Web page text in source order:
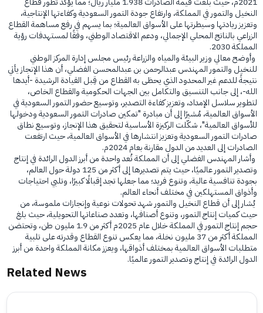
النخيل والتمور في المملكة، وارتفاع جودة التمور السعودية وكفاءتها الإنتاجية،
وتعزيز ريادتها وسيطرتها على الأسواق العالمية؛ بما يسهم في رفع مساهمة القطاع
الزراعي بالناتج المحلي الإجمالي، ودعم الاقتصاد الوطني، وفقًا لمستهدفات رؤية
المملكة 2030.
وأوضح معالي وزير البيئة والمياه والزراعة رئيس مجلس إدارة المركز الوطني
للنخيل والتمور المهندس عبدالرحمن بن عبدالمحسن الفضلي، أن هذا الإنجاز يأتي
نتيجةً للدعم غير المحدود الذي يحظى به القطاع من قِبل القيادة الرشيدة -أيدها
الله-، إلى جانب التنسيق والتكامل بين الجهات الحكومية والقطاع الخاص،
لتطوير سلاسل الإمداد، وتعزيز كفاءة التصدير، وتوسيع حضور التمور السعودية في
الأسواق العالمية، مُشيرًا إلى أن مبادرة "تمكين صادرات التمور السعودية ودخولها
للأسواق العالمية"، شكّلت الركيزة الأساسية لتحقيق هذا الإنجاز، وتوسيع نطاق
صادرات التمور السعودية وتعزيز انتشارها في الأسواق العالمية، حيث ارتفعت
الصادرات إلى العديد من الدول مقارنة بعام 2024م.
وأشار المهندس الفضلي إلى أن المملكة تُعد واحدة من أبرز الدول الرائدة في إنتاج
وتصدير التمور عالميًا، حيث يتم تصديرها إلى أكثر من 125 دولة حول العالم،
بجودة تنافسية عالية، وتنوع فريد؛ مما جعلها تجد إقبالًا كبيرًا، وتلبي احتياجات
وأذواق المستهلكين في مختلف أنحاء العالم.
يُشار إلى أن قطاع النخيل والتمور شهد تحولات نوعية وإنجازات ملموسة، من
حيث كميات إنتاج التمور، وتنوع أصنافها، وتعدد صناعاتها التحويلية، حيث بلغ
حجم إنتاج التمور في المملكة خلال عام 2025م أكثر من 1.9 مليون طن، وتحتضن
المملكة أكثر من 37 مليون نخلة، مما يعكس تنوع القطاع وقدرته على تلبية
متطلبات الأسواق العالمية بمختلف أذواقها، ويعزز مكانة المملكة واحدة من أبرز
الدول الرائدة في إنتاج وتصدير التمور عالميًا.
Related News